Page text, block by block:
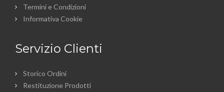
Termini e Condizioni
Informativa Cookie
Servizio Clienti
Storico Ordini
Restituzione Prodotti